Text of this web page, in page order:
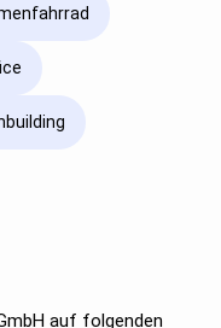
auf folgenden